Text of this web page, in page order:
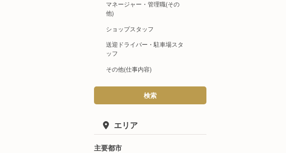
マネージャー・管理職(その
他)
ショップスタッフ
送迎ドライバー・駐車場スタ
ッフ
その他(仕事内容)
検索
エリア
主要都市